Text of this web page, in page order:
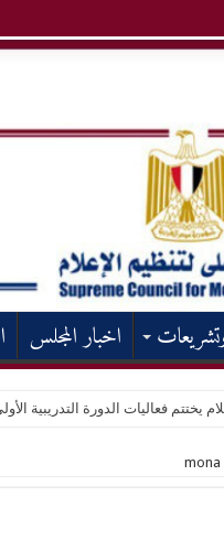
اخبار المجلس
يختتم فعاليات الدورة التدريبية
mona